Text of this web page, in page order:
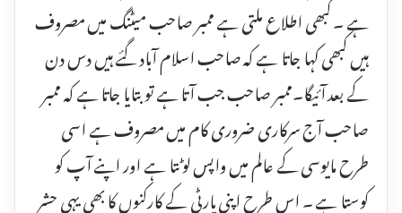
ہے ۔ کبھی اطلاع ملتی ہے ممبر صاحب میٹنگ میں مصروف
ہیں کبھی کہا جاتا ہے کہ صاحب اسلام آباد گئے ہیں دس دن
کے بعد آئیگا۔ممبر صاحب جب آتا ہے تو بتایا جاتا ہے کہ ممبر
صاحب آج سرکاری ضروری کام میں مصروف ہے اسی
طرح مایوسی کے عالم میں واپس لوٹتا ہے اور اپنے آپ کو
کوستا ہے ۔ اس طرح اپنی پارٹی کے کارکنوں کا بھی یہی حشر